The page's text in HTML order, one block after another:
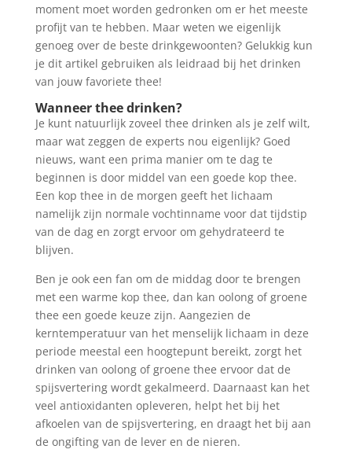
moment moet worden gedronken om er het meeste
profijt van te hebben. Maar weten we eigenlijk
genoeg over de beste drinkgewoonten? Gelukkig kun
je dit artikel gebruiken als leidraad bij het drinken
van jouw favoriete thee!
Wanneer thee drinken?
Je kunt natuurlijk zoveel thee drinken als je zelf wilt,
maar wat zeggen de experts nou eigenlijk? Goed
nieuws, want een prima manier om te dag te
beginnen is door middel van een goede kop thee.
Een kop thee in de morgen geeft het lichaam
namelijk zijn normale vochtinname voor dat tijdstip
van de dag en zorgt ervoor om gehydrateerd te
blijven.
Ben je ook een fan om de middag door te brengen
met een warme kop thee, dan kan oolong of groene
thee een goede keuze zijn. Aangezien de
kerntemperatuur van het menselijk lichaam in deze
periode meestal een hoogtepunt bereikt, zorgt het
drinken van oolong of groene thee ervoor dat de
spijsvertering wordt gekalmeerd. Daarnaast kan het
veel antioxidanten opleveren, helpt het bij het
afkoelen van de spijsvertering, en draagt het bij aan
de ongifting van de lever en de nieren.